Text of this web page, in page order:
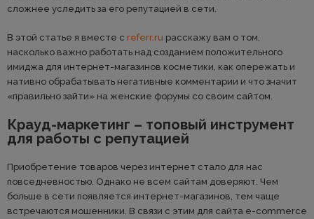
сложнее уследить за его репутацией в сети.
В этой статье я вместе с referr.ru расскажу вам о том,
насколько важно работать над созданием положительного
имиджа для интернет-магазинов косметики, как опережать и
нативно обрабатывать негативные комментарии и что значит
«правильно зайти» на женские форумы со своим сайтом.
Крауд-маркетинг – топовый инструмент
для работы с репутацией
Приобретение товаров через интернет стало для нас
повседневностью. Однако не всем сайтам доверяют. Чем
больше в сети появляется интернет-магазинов, тем чаще
встречаются мошенники. В связи с этим для сайта e-commerce